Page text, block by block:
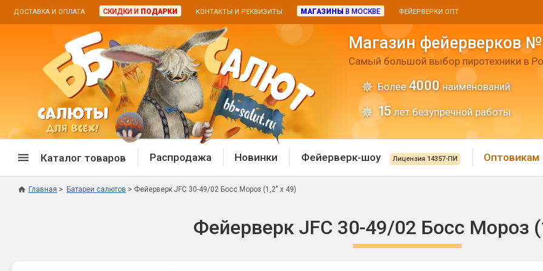
ДОСТАВКА И ОПЛАТА СКИДКИ И ПОДАРКИ КОНТАКТЫ И РЕКВИЗИТЫ МАГАЗИНЫ В МОСКВЕ ФЕЙЕРВЕРКИ ОПТ
Магазин фейерверков
Самый большой выбор пиротехники в
Более 4000 наименований
15 лет безупречной работы
Каталог товаров
Дневные батареи
Хлопушки и
Распродажа Новинки Фейерверк-шоу Лицензия 14357-ПИ Оптовикам
Главная Батареи салютов Фейерверк JFC 30-49/02 Босс Мороз (1,2" х 49)
Фейерверк JFC 30-49/02 Босс Мороз